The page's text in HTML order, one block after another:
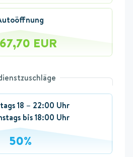
EUR
18 – 22:00 Uhr
bis 18:00 Uhr
50%